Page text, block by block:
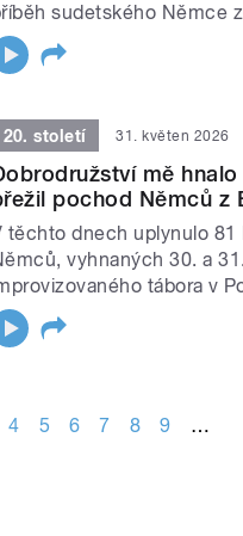
sudetského Němce
20. století 31. květen 2026
mě
pochod Němců z
těchto dnech uplynulo
vyhnaných 30. a
tábora v
4 5 6 7 8 9 …